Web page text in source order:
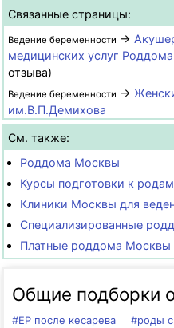
Связанные страницы:
Ведение беременности →
медицинских услуг
отзыва)
Ведение беременности →
им.В.П.Демихова
См. также:
Роддома Москвы
Курсы подготовки к
Клиники Москвы для
Специализированные
Платные роддома Москвы
Общие подборки
#ЕР после кесарева #роды